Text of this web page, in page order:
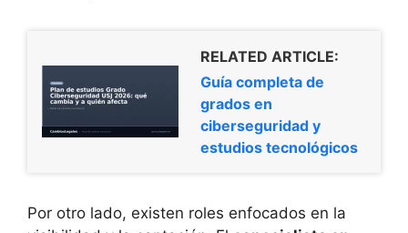
RELATED ARTICLE:
Guía completa de
grados en
ciberseguridad y
estudios tecnológicos
Por otro lado, existen roles enfocados en la